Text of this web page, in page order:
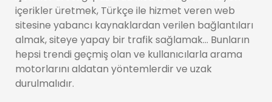
içerikler üretmek, Türkçe ile hizmet veren web
sitesine yabancı kaynaklardan verilen bağlantıları
almak, siteye yapay bir trafik sağlamak… Bunların
hepsi trendi geçmiş olan ve kullanıcılarla arama
motorlarını aldatan yöntemlerdir ve uzak
durulmalıdır.